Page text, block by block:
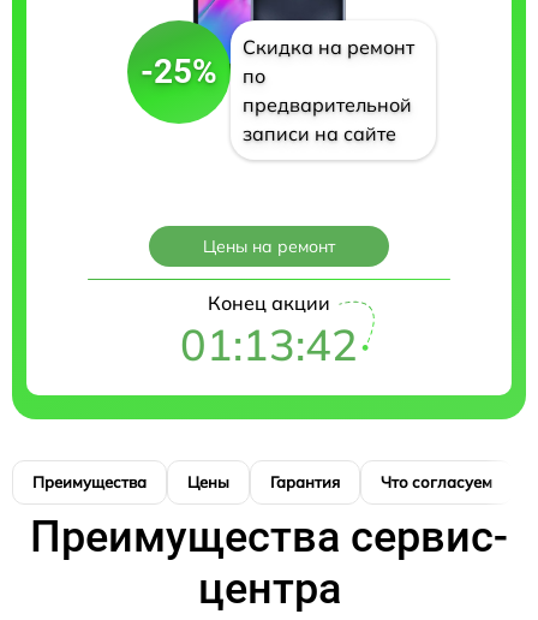
-25%
Скидка на ремонт
по
предварительной
записи на сайте
Цены на ремонт
Конец акции
01:13:41
Преимущества Цены Гарантия Что согласуем
Преимущества сервис-
центра